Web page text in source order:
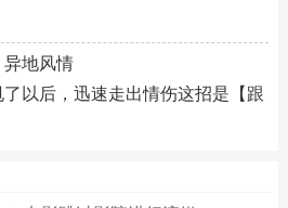
地风情
以后，迅速走出情伤这招是【跟